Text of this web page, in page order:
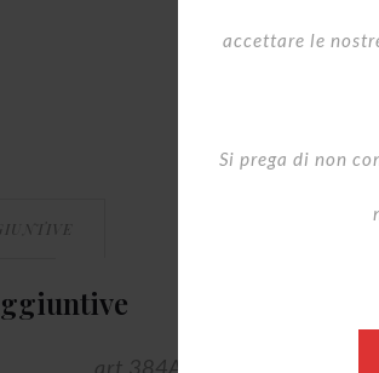
accettare le
Si prega di non
art 384A